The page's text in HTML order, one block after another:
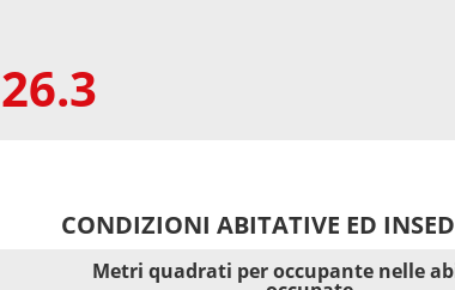
26.3
CONDIZIONI ABITATIVE ED
Metri quadrati per occupante nelle